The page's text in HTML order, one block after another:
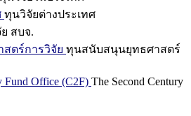
ทุนวิจัยต่างประเทศ
สบจ.
ตร์การวิจัย ทุนสนับสนุนยุทธศาสตร์
Fund Office (C2F) The Second Century